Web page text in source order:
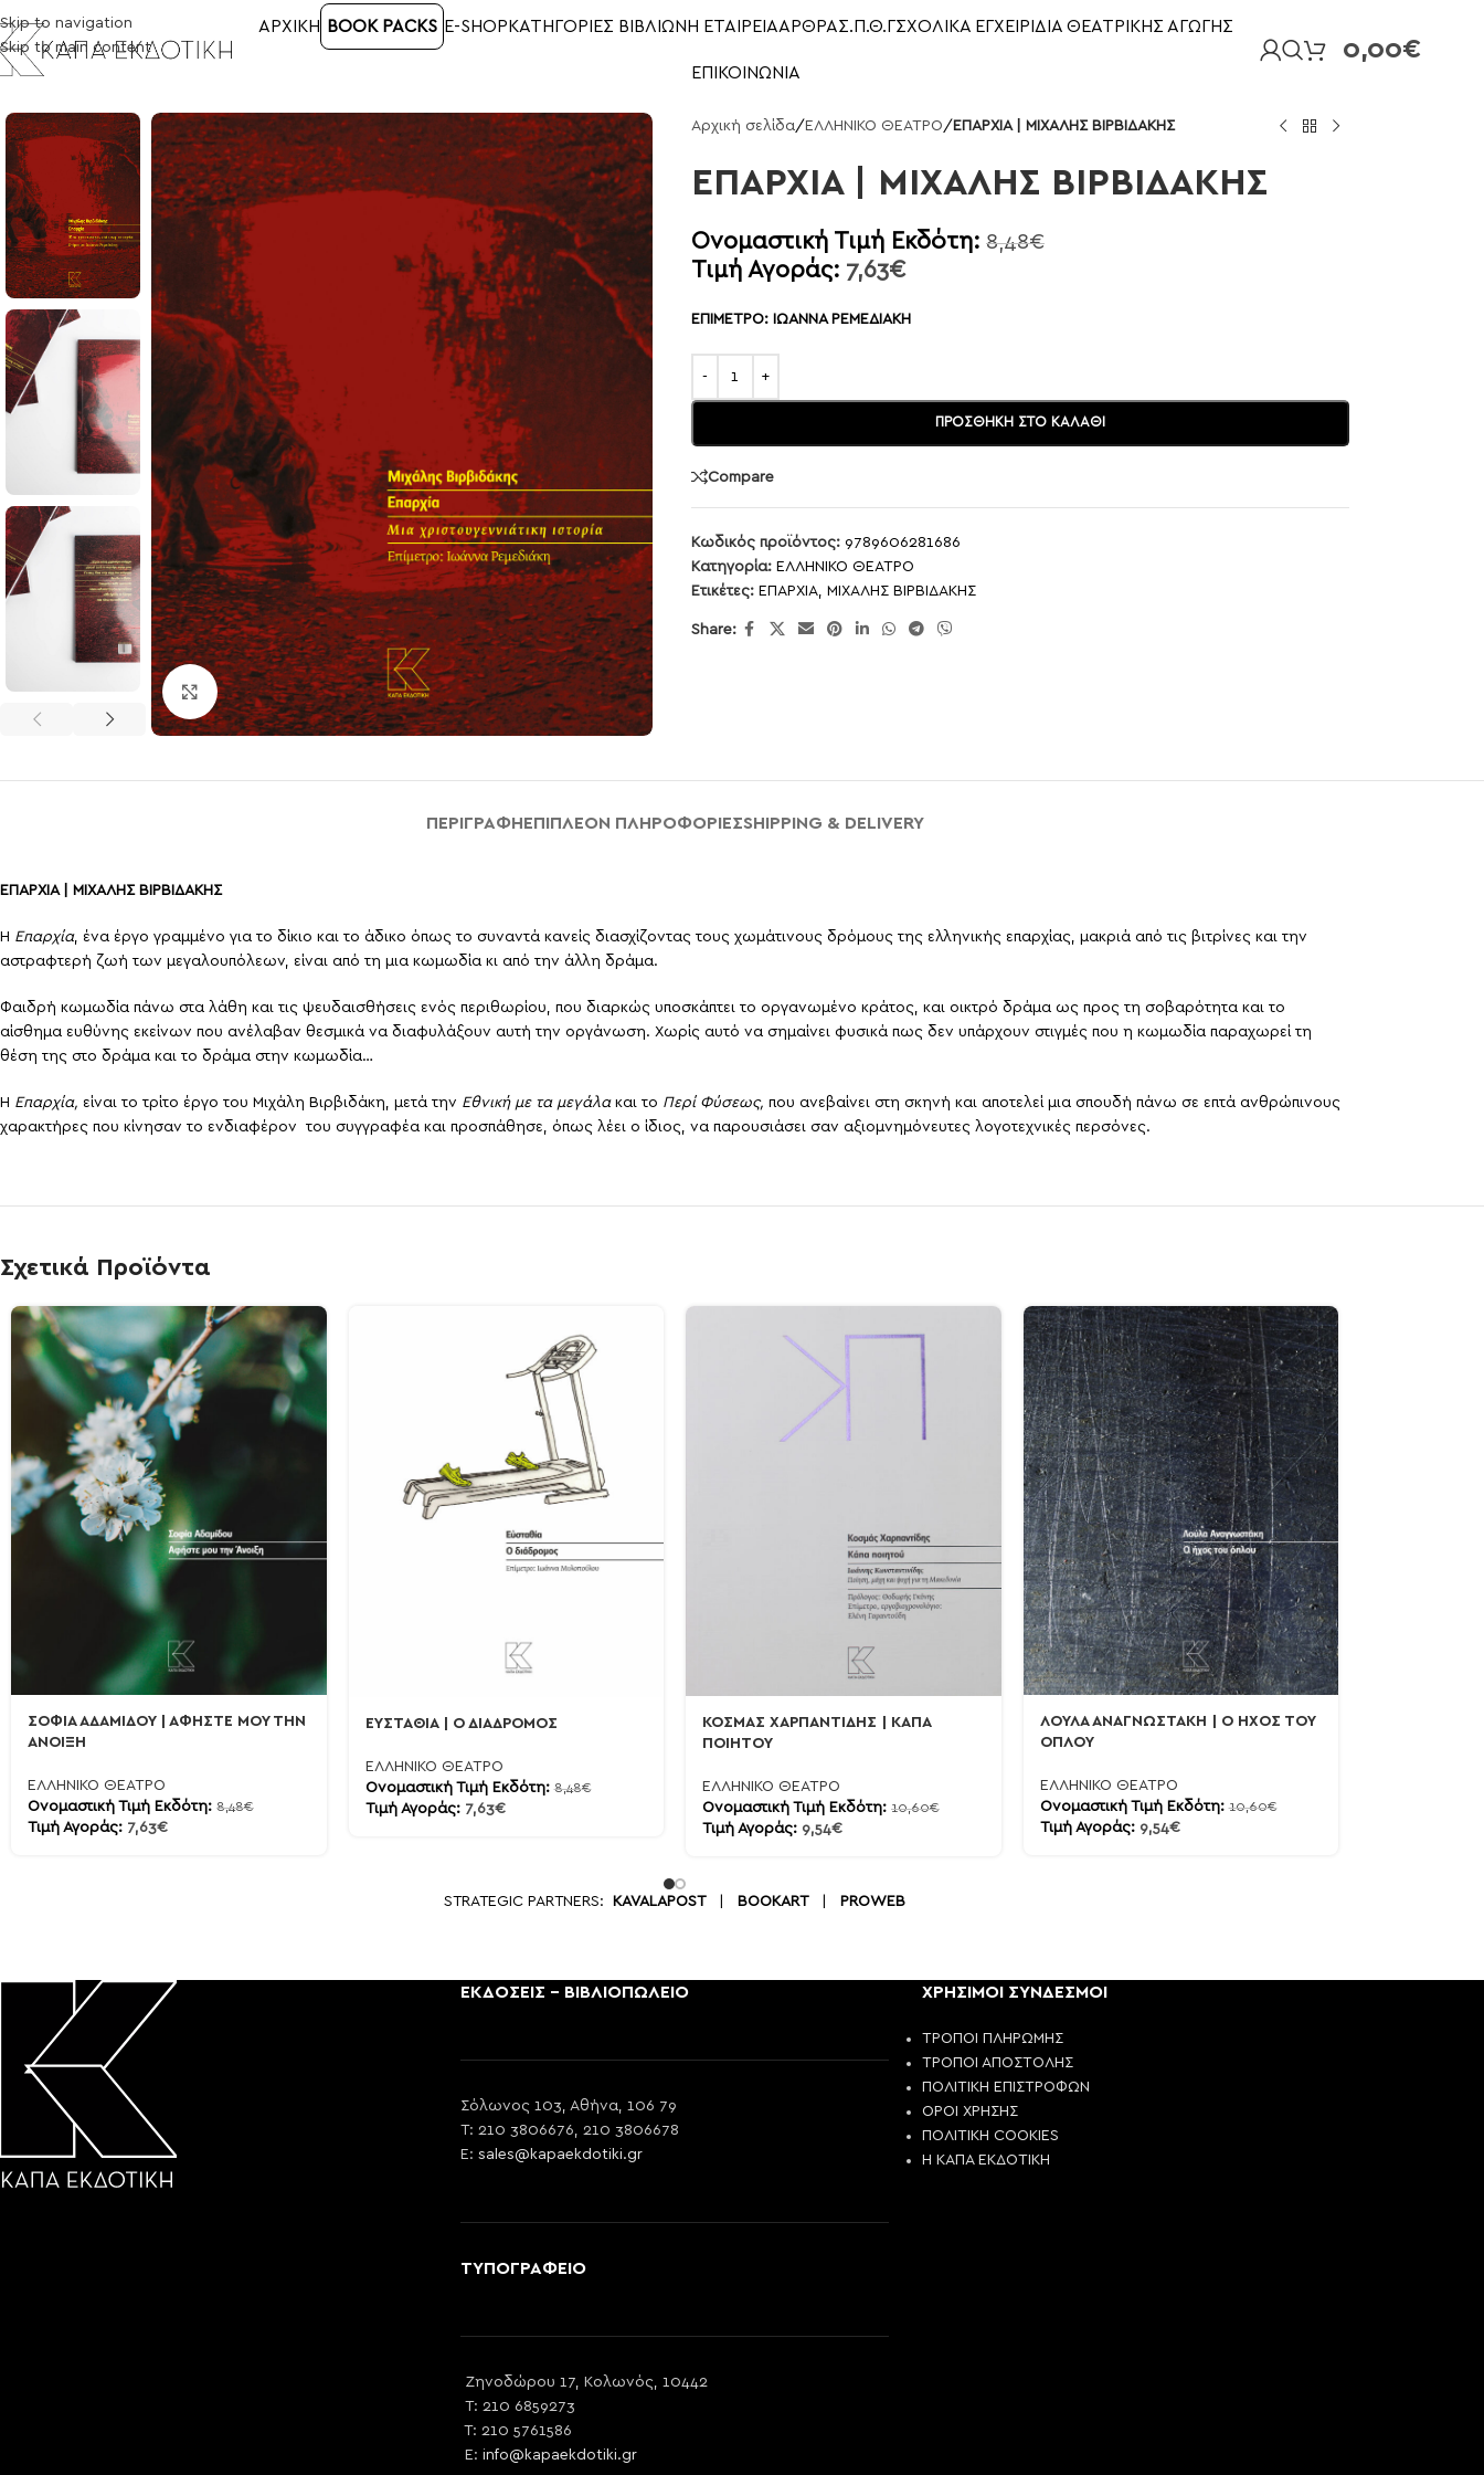
Skip to navigation
Skip to main content
ΑΡΧΙΚΉ BOOK PACKS E-SHOP ΚΑΤΗΓΟΡΙΕΣ ΒΙΒΛΙΩΝ Η ΕΤΑΙΡΕΙΑΑΡΘΡΑΣ.Π.Θ.ΓΣΧΟΛΙΚΑ ΕΓΧΕΙΡΙΔΙΑ ΘΕΑΤΡΙΚΗΣ ΑΓΩΓΗΣ
ΕΠΙΚΟΙΝΩΝΙΑ
0,00€
Click to enlarge
Αρχική σελίδα/ ΕΛΛΗΝΙΚΟ ΘΕΑΤΡΟ/ ΕΠΑΡΧΙΑ | ΜΙΧΑΛΗΣ ΒΙΡΒΙΔΑΚΗΣ
ΕΠΑΡΧΙΑ | ΜΙΧΑΛΗΣ ΒΙΡΒΙΔΑΚΗΣ
Ονομαστική Τιμή Εκδότη: 8,48€
Τιμή Αγοράς: 7,63€
ΕΠΙΜΕΤΡΟ: ΙΩΑΝΝΑ ΡΕΜΕΔΙΑΚΗ
ΠΡΟΣΘΉΚΗ ΣΤΟ ΚΑΛΆΘΙ
Compare
Κωδικός προϊόντος: 9789606281686
Κατηγορία: ΕΛΛΗΝΙΚΟ ΘΕΑΤΡΟ
Ετικέτες: ΕΠΑΡΧΙΑ, ΜΙΧΑΛΗΣ ΒΙΡΒΙΔΑΚΗΣ
Share:
ΠΕΡΙΓΡΑΦΉΕΠΙΠΛΈΟΝ ΠΛΗΡΟΦΟΡΊΕΣSHIPPING & DELIVERY
ΕΠΑΡΧΙΑ | ΜΙΧΑΛΗΣ ΒΙΡΒΙΔΑΚΗΣ
Η Επαρχία, ένα έργο γραμμένο για το δίκιο και το άδικο όπως το συναντά κανείς διασχίζοντας τους χωμάτινους δρόμους της ελληνικής επαρχίας, μακριά από τις βιτρίνες και την
αστραφτερή ζωή των μεγαλουπόλεων, είναι από τη μια κωμωδία κι από την άλλη δράμα.
Φαιδρή κωμωδία πάνω στα λάθη και τις ψευδαισθήσεις ενός περιθωρίου, που διαρκώς υποσκάπτει το οργανωμένο κράτος, και οικτρό δράμα ως προς τη σοβαρότητα και το
αίσθημα ευθύνης εκείνων που ανέλαβαν θεσμικά να διαφυλάξουν αυτή την οργάνωση. Χωρίς αυτό να σημαίνει φυσικά πως δεν υπάρχουν στιγμές που η κωμωδία παραχωρεί τη
θέση της στο δράμα και το δράμα στην κωμωδία…
Η Επαρχία, είναι το τρίτο έργο του Μιχάλη Βιρβιδάκη, μετά την Εθνική με τα μεγάλακαι το Περί Φύσεως, που ανεβαίνει στη σκηνή και αποτελεί μια σπουδή πάνω σε επτά ανθρώπινους
χαρακτήρες που κίνησαν το ενδιαφέρον του συγγραφέα και προσπάθησε, όπως λέει ο ίδιος, να παρουσιάσει σαν αξιομνημόνευτες λογοτεχνικές περσόνες.
Σχετικά Προϊόντα
ΣΟΦΙΑ ΑΔΑΜΙΔΟΥ | ΑΦΗΣΤΕ ΜΟΥ ΤΗΝ
ΑΝΟΙΞΗ
ΕΛΛΗΝΙΚΟ ΘΕΑΤΡΟ
Ονομαστική Τιμή Εκδότη: 8,48€
Τιμή Αγοράς: 7,63€
ΕΥΣΤΑΘΙΑ | Ο ΔΙΑΔΡΟΜΟΣ
ΕΛΛΗΝΙΚΟ ΘΕΑΤΡΟ
Ονομαστική Τιμή Εκδότη:8,48€
Τιμή Αγοράς: 7,63€
ΚΟΣΜΑΣ ΧΑΡΠΑΝΤΙΔΗΣ | ΚΑΠΑ
ΠΟΙΗΤΟΥ
ΕΛΛΗΝΙΚΟ ΘΕΑΤΡΟ
Ονομαστική Τιμή Εκδότη: 10,60€
Τιμή Αγοράς: 9,54€
ΛΟΥΛΑ ΑΝΑΓΝΩΣΤΑΚΗ | Ο ΗΧΟΣ ΤΟΥ
ΟΠΛΟΥ
ΕΛΛΗΝΙΚΟ ΘΕΑΤΡΟ
Ονομαστική Τιμή Εκδότη:10,60€
Τιμή Αγοράς: 9,54€
STRATEGIC PARTNERS: KAVALAPOST| BOOKART| PROWEB
ΕΚΔΟΣΕΙΣ - ΒΙΒΛΙΟΠΩΛΕΙΟ
Σόλωνος 103, Αθήνα, 106 79
T: 210 3806676, 210 3806678
E:sales@kapaekdotiki.gr
ΤΥΠΟΓΡΑΦΕΙΟ
Ζηνοδώρου 17, Κολωνός, 10442
T: 210 6859273
T: 210 5761586
E:info@kapaekdotiki.gr
ΧΡΗΣΙΜΟΙ ΣΥΝΔΕΣΜΟΙ
ΤΡΟΠΟΙ ΠΛΗΡΩΜΗΣ
ΤΡΟΠΟΙ ΑΠΟΣΤΟΛΗΣ
ΠΟΛΙΤΙΚΗ ΕΠΙΣΤΡΟΦΩΝ
ΟΡΟΙ ΧΡΗΣΗΣ
ΠΟΛΙΤΙΚΗ COOKIES
Η ΚΑΠΑ ΕΚΔΟΤΙΚΗ